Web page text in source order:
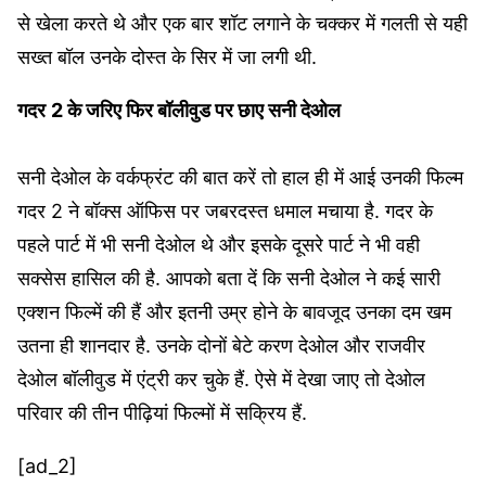
से खेला करते थे और एक बार शॉट लगाने के चक्कर में गलती से यही
सख्त बॉल उनके दोस्त के सिर में जा लगी थी.
गदर 2 के जरिए फिर बॉलीवुड पर छाए सनी देओल
सनी देओल के वर्कफ्रंट की बात करें तो हाल ही में आई उनकी फिल्म
गदर 2 ने बॉक्स ऑफिस पर जबरदस्त धमाल मचाया है. गदर के
पहले पार्ट में भी सनी देओल थे और इसके दूसरे पार्ट ने भी वही
सक्सेस हासिल की है. आपको बता दें कि सनी देओल ने कई सारी
एक्शन फिल्में की हैं और इतनी उम्र होने के बावजूद उनका दम खम
उतना ही शानदार है. उनके दोनों बेटे करण देओल और राजवीर
देओल बॉलीवुड में एंट्री कर चुके हैं. ऐसे में देखा जाए तो देओल
परिवार की तीन पीढ़ियां फिल्मों में सक्रिय हैं.
[ad_2]